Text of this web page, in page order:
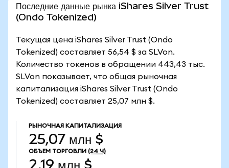
Последние данные рынка iShares Silver Trust
(Ondo Tokenized)
Текущая цена iShares Silver Trust (Ondo
Tokenized) составляет 56,54 $ за SLVon.
Количество токенов в обращении 443,43 тыс.
SLVon показывает, что общая рыночная
капитализация iShares Silver Trust (Ondo
Tokenized) составляет 25,07 млн $.
РЫНОЧНАЯ КАПИТАЛИЗАЦИЯ
25,07 млн $
ОБЪЕМ ТОРГОВЛИ (24 Ч)
2,19 млн $